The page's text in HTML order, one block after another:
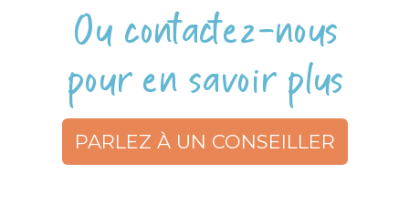
Ou contactez-nous
pour en savoir plus
PARLEZ À UN CONSEILLER